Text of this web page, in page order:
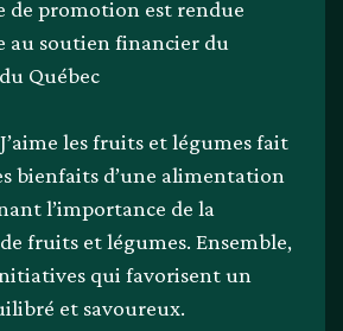
de promotion est rendue
au soutien financier du
Québec
les fruits et légumes fait
bienfaits d’une alimentation
l’importance de la
fruits et légumes. Ensemble,
qui favorisent un
et savoureux.